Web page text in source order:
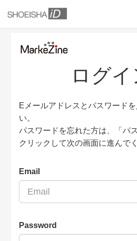
ログイ
Eメールアドレスとパスワード
い。
パスワードを忘れた方は、「パ
クリックして次の画面に進んで
Email
Password